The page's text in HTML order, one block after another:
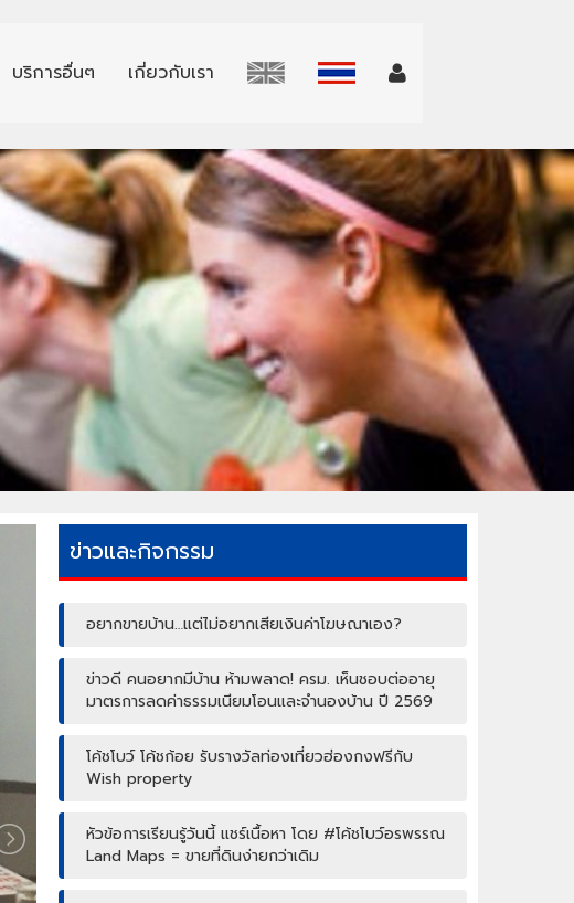
บริการอื่นๆ เกี่ยวกับเรา
ข่าวและกิจกรรม
อยากขายบ้าน…แต่ไม่อยากเสียเงินค่าโฆษณาเอง?
ข่าวดี คนอยากมีบ้าน ห้ามพลาด! ครม. เห็นชอบต่ออายุ
มาตรการลดค่าธรรมเนียมโอนและจำนองบ้าน ปี 2569
โค้ชโบว์ โค้ชก้อย รับรางวัลท่องเที่ยวฮ่องกงฟรีกับ
Wish property
หัวข้อการเรียนรู้วันนี้ แชร์เนื้อหา โดย #โค้ชโบว์อรพรรณ
Land Maps = ขายที่ดินง่ายกว่าเดิม